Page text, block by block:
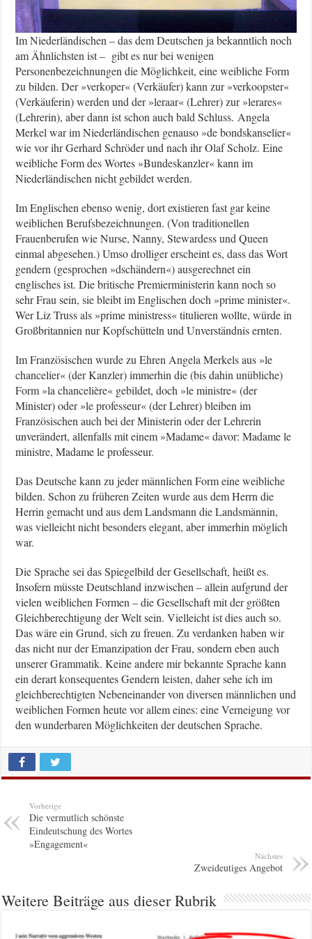
Im Niederländischen – das dem Deutschen ja bekanntlich noch
am Ähnlichsten ist – gibt es nur bei wenigen
Personenbezeichnungen die Möglichkeit, eine weibliche Form
zu bilden. Der »verkoper« (Verkäufer) kann zur »verkoopster«
(Verkäuferin) werden und der »leraar« (Lehrer) zur »lerares«
(Lehrerin), aber dann ist schon auch bald Schluss. Angela
Merkel war im Niederländischen genauso »de bondskanselier«
wie vor ihr Gerhard Schröder und nach ihr Olaf Scholz. Eine
weibliche Form des Wortes »Bundeskanzler« kann im
Niederländischen nicht gebildet werden.
Im Englischen ebenso wenig, dort existieren fast gar keine
weiblichen Berufsbezeichnungen. (Von traditionellen
Frauenberufen wie Nurse, Nanny, Stewardess und Queen
einmal abgesehen.) Umso drolliger erscheint es, dass das Wort
gendern (gesprochen »dschändern«) ausgerechnet ein
englisches ist. Die britische Premierministerin kann noch so
sehr Frau sein, sie bleibt im Englischen doch »prime minister«.
Wer Liz Truss als »prime ministress« titulieren wollte, würde in
Großbritannien nur Kopfschütteln und Unverständnis ernten.
Im Französischen wurde zu Ehren Angela Merkels aus »le
chancelier« (der Kanzler) immerhin die (bis dahin unübliche)
Form »la chancelière« gebildet, doch »le ministre« (der
Minister) oder »le professeur« (der Lehrer) bleiben im
Französischen auch bei der Ministerin oder der Lehrerin
unverändert, allenfalls mit einem »Madame« davor: Madame le
ministre, Madame le professeur.
Das Deutsche kann zu jeder männlichen Form eine weibliche
bilden. Schon zu früheren Zeiten wurde aus dem Herrn die
Herrin gemacht und aus dem Landsmann die Landsmännin,
was vielleicht nicht besonders elegant, aber immerhin möglich
war.
Die Sprache sei das Spiegelbild der Gesellschaft, heißt es.
Insofern müsste Deutschland inzwischen – allein aufgrund der
vielen weiblichen Formen – die Gesellschaft mit der größten
Gleichberechtigung der Welt sein. Vielleicht ist dies auch so.
Das wäre ein Grund, sich zu freuen. Zu verdanken haben wir
das nicht nur der Emanzipation der Frau, sondern eben auch
unserer Grammatik. Keine andere mir bekannte Sprache kann
ein derart konsequentes Gendern leisten, daher sehe ich im
gleichberechtigten Nebeneinander von diversen männlichen und
weiblichen Formen heute vor allem eines: eine Verneigung vor
den wunderbaren Möglichkeiten der deutschen Sprache.
Vorherige
Die vermutlich schönste
Eindeutschung des Wortes
»Engagement«
Nächstes
Zweideutiges Angebot
Weitere Beiträge aus dieser Rubrik